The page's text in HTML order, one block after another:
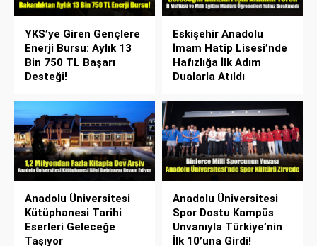
YKS’ye Giren Gençlere
Enerji Bursu: Aylık 13
Bin 750 TL Başarı
Desteği!
Eskişehir Anadolu
İmam Hatip Lisesi’nde
Hafızlığa İlk Adım
Dualarla Atıldı
Anadolu Üniversitesi
Kütüphanesi Tarihi
Eserleri Geleceğe
Taşıyor
Anadolu Üniversitesi
Spor Dostu Kampüs
Unvanıyla Türkiye’nin
İlk 10’una Girdi!